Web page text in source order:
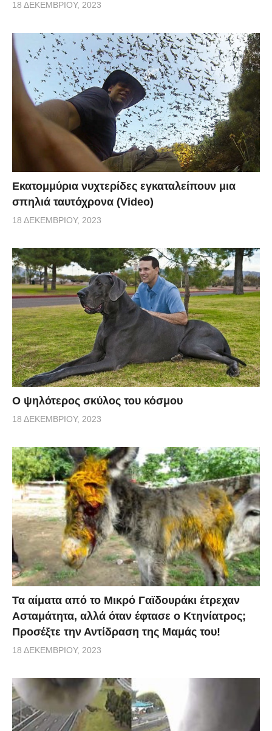
18 ΔΕΚΕΜΒΡΊΟΥ, 2023
Εκατομμύρια νυχτερίδες εγκαταλείπουν μια
σπηλιά ταυτόχρονα (Video)
18 ΔΕΚΕΜΒΡΊΟΥ, 2023
Ο ψηλότερος σκύλος του κόσμου
18 ΔΕΚΕΜΒΡΊΟΥ, 2023
Τα αίματα από το Μικρό Γαϊδουράκι έτρεχαν
Ασταμάτητα, αλλά όταν έφτασε ο Κτηνίατρος;
Προσέξτε την Αντίδραση της Μαμάς του!
18 ΔΕΚΕΜΒΡΊΟΥ, 2023